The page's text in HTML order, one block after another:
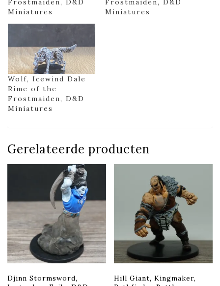
Frostmaiden, D&D
Miniatures
Frostmaiden, D&D
Miniatures
Wolf, Icewind Dale
Rime of the
Frostmaiden, D&D
Miniatures
Gerelateerde producten
Djinn Stormsword,
Hill Giant, Kingmaker,